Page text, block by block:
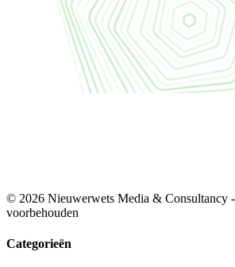
© 2026 Nieuwerwets Media & Consultancy
voorbehouden
Categorieën